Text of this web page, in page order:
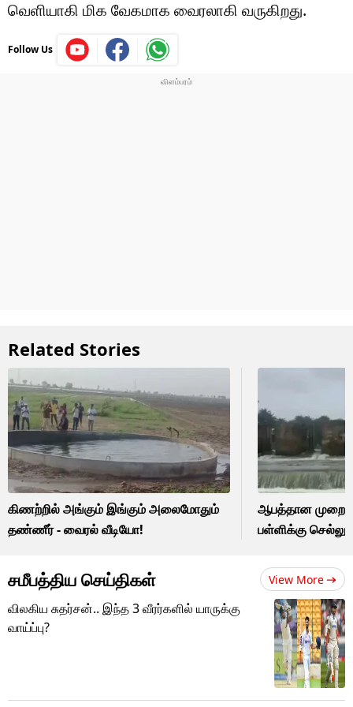
வெளியாகி மிக வேகமாக வைரலாகி வருகிறது.
Follow Us
Related Stories
கிணற்றில் அங்கும் இங்கும் அலைமோதும்
தண்ணீர் - வைரல் வீடியோ!
ஆபத்தான
பள்ளிக்கு
சமீபத்திய செய்திகள் View More
விலகிய சுதர்சன்.. இந்த 3 வீரர்களில் யாருக்கு
வாய்ப்பு?